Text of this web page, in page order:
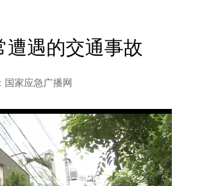
遇的交通事故
国家应急广播网